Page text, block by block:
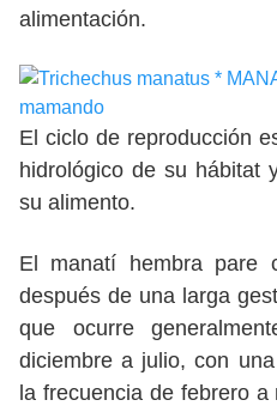
alimentación.
El ciclo de reproducción
hidrológico de su hábitat
su alimento.
El manatí hembra pare
después de una larga
que ocurre
diciembre a julio, con
la frecuencia de febrero